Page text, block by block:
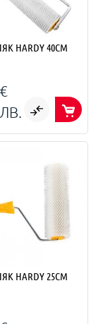
HARDY 40СМ
HARDY 25СМ